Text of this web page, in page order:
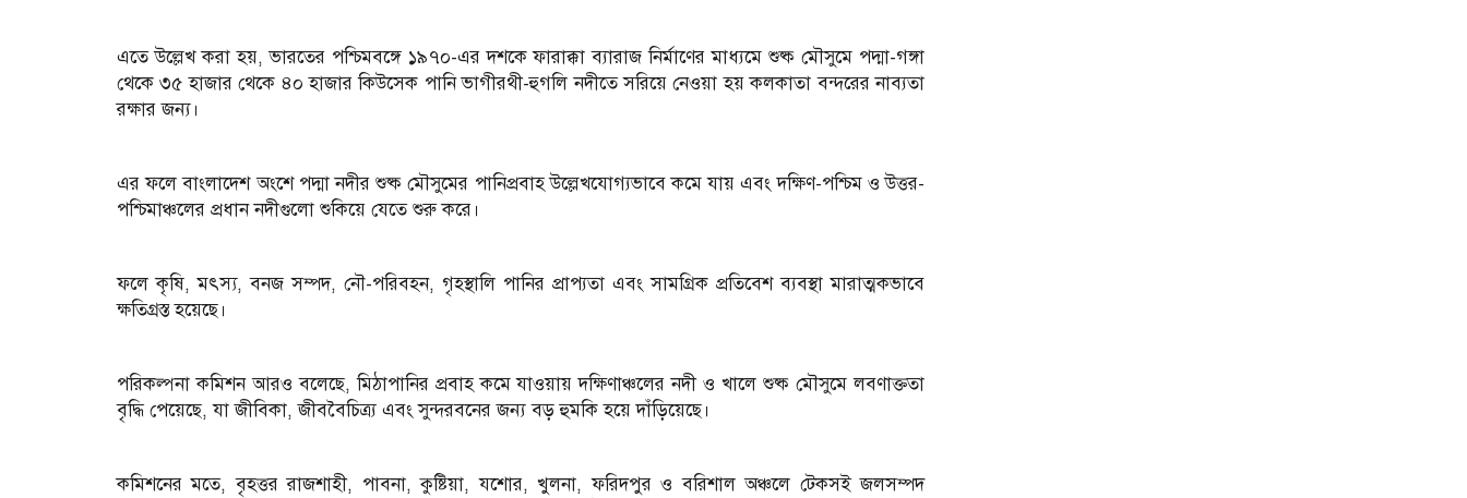
এতে উল্লেখ করা হয়, ভারতের পশ্চিমবঙ্গে ১৯৭০-এর দশকে ফারাক্কা ব্যারাজ নির্মাণের মাধ্যমে শুষ্ক মৌসুমে পদ্মা-গঙ্গা
থেকে ৩৫ হাজার থেকে ৪০ হাজার কিউসেক পানি ভাগীরথী-হুগলি নদীতে সরিয়ে নেওয়া হয় কলকাতা বন্দরের নাব্যতা
রক্ষার জন্য।
এর ফলে বাংলাদেশ অংশে পদ্মা নদীর শুষ্ক মৌসুমের পানিপ্রবাহ উল্লেখযোগ্যভাবে কমে যায় এবং দক্ষিণ-পশ্চিম ও উত্তর-
পশ্চিমাঞ্চলের প্রধান নদীগুলো শুকিয়ে যেতে শুরু করে।
ফলে কৃষি, মৎস্য, বনজ সম্পদ, নৌ-পরিবহন, গৃহস্থালি পানির প্রাপ্যতা এবং সামগ্রিক প্রতিবেশ ব্যবস্থা মারাত্মকভাবে
ক্ষতিগ্রস্ত হয়েছে।
পরিকল্পনা কমিশন আরও বলেছে, মিঠাপানির প্রবাহ কমে যাওয়ায় দক্ষিণাঞ্চলের নদী ও খালে শুষ্ক মৌসুমে লবণাক্ততা
বৃদ্ধি পেয়েছে, যা জীবিকা, জীববৈচিত্র্য এবং সুন্দরবনের জন্য বড় হুমকি হয়ে দাঁড়িয়েছে।
কমিশনের মতে, বৃহত্তর রাজশাহী, পাবনা, কুষ্টিয়া, যশোর, খুলনা, ফরিদপুর ও বরিশাল অঞ্চলে টেকসই জলসম্পদ